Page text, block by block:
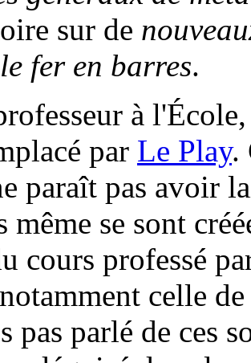
sur de
fer en barres.
à
par Le Play.
paraît pas avoir
même se sont
cours professé
celle
pas parlé de ces